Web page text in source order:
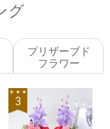
グ
プリザーブド
フラワー